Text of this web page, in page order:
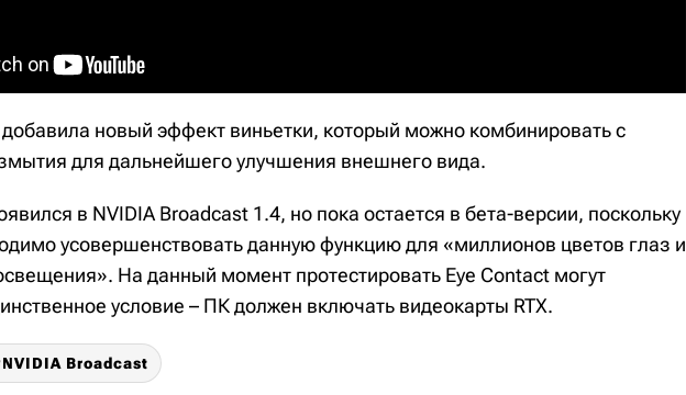
добавила новый эффект виньетки, который можно комбинировать с
для дальнейшего улучшения внешнего вида.
в NVIDIA Broadcast 1.4, но пока остается в бета-версии, поскольку
усовершенствовать данную функцию для «миллионов цветов глаз и
На данный момент протестировать Eye Contact могут
условие – ПК должен включать видеокарты RTX.
NVIDIA Broadcast